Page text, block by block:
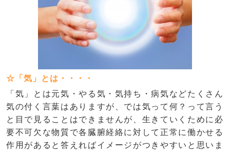
☆「気」とは・・・・
「気」とは元気・やる気・気持ち・病気などたくさん
気の付く言葉はありますが、では気って何？って言う
と目で見ることはできませんが、生きていくために必
要不可欠な物質で各臓腑経絡に対して正常に働かせる
作用があると答えればイメージがつきやすいと思いま